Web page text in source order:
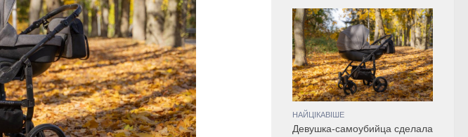
НАЙЦІКАВІШЕ
Девушка-самоубийца сделала